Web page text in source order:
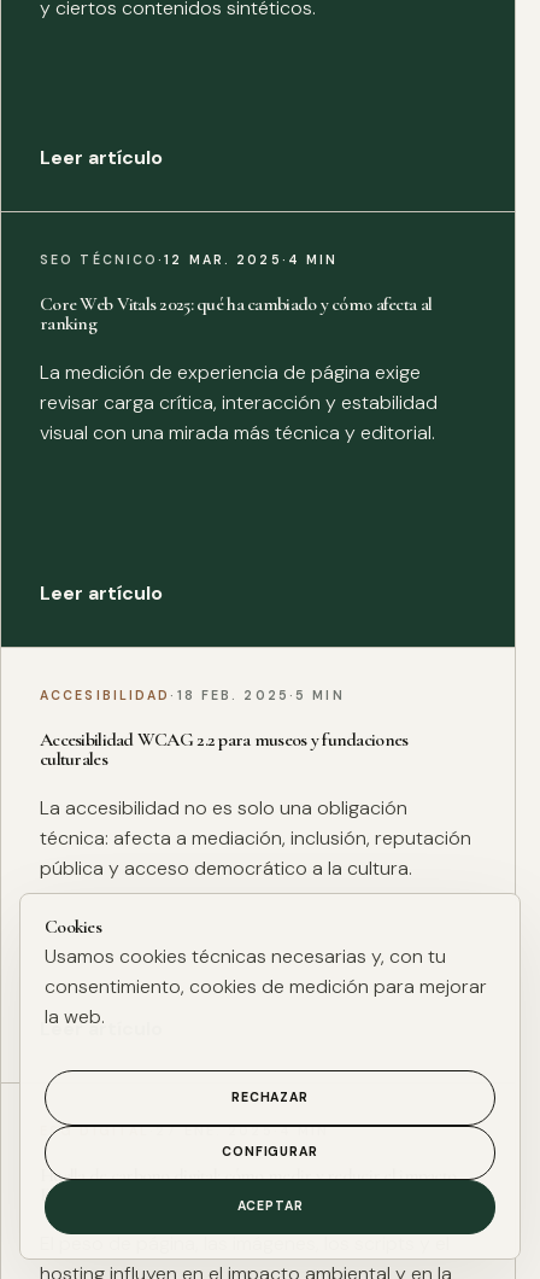
y ciertos contenidos sintéticos.
Leer artículo
SEO TÉCNICO·12 MAR. 2025 · 4 MIN
Core Web Vitals 2025: qué ha cambiado y cómo afecta al
ranking
La medición de experiencia de página exige
revisar carga crítica, interacción y estabilidad
visual con una mirada más técnica y editorial.
Leer artículo
ACCESIBILIDAD · 18 FEB. 2025 · 5 MIN
Accesibilidad WCAG 2.2 para museos y fundaciones
culturales
La accesibilidad no es solo una obligación
técnica: afecta a mediación, inclusión, reputación
pública y acceso democrático a la cultura.
Leer artículo
ESG DIGITAL·27 ENE. 2025·4 MIN
Huella de carbono digital: cómo medir y reducir el impacto
ESG de una web
El peso de página, las imágenes, los scripts y el
hosting influyen en el impacto ambiental y en la
Cookies
Usamos cookies técnicas necesarias y, con tu
consentimiento, cookies de medición para mejorar
la web.
RECHAZAR
CONFIGURAR
ACEPTAR